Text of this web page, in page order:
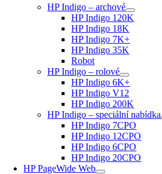
HP Indigo – archové
HP Indigo 120K
HP Indigo 18K
HP Indigo 7K+
HP Indigo 35K
Robot
HP Indigo – rolové
HP Indigo 6K+
HP Indigo V12
HP Indigo 200K
HP Indigo – speciální nabídka
HP Indigo 7CPO
HP Indigo 12CPO
HP Indigo 6CPO
HP Indigo 20CPO
HP PageWide Web